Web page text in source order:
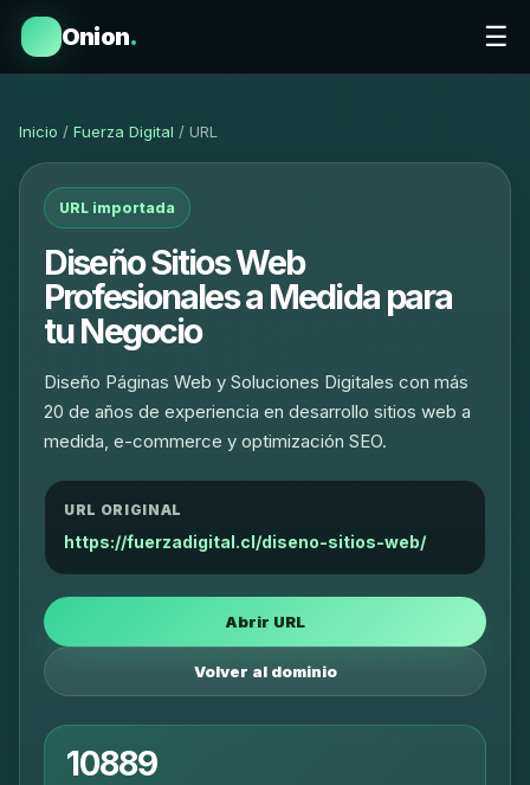
Onion. ☰
Inicio / Fuerza Digital / URL
URL importada
Diseño Sitios Web
Profesionales a Medida para
tu Negocio
Diseño Páginas Web y Soluciones Digitales con más
20 de años de experiencia en desarrollo sitios web a
medida, e-commerce y optimización SEO.
URL ORIGINAL
https://fuerzadigital.cl/diseno-sitios-web/
Abrir URL
Volver al dominio
10889